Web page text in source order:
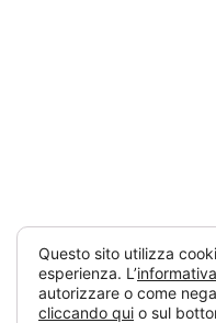
Questo sito utilizza
esperienza. L’
autorizzare o come
cliccando qui o sul